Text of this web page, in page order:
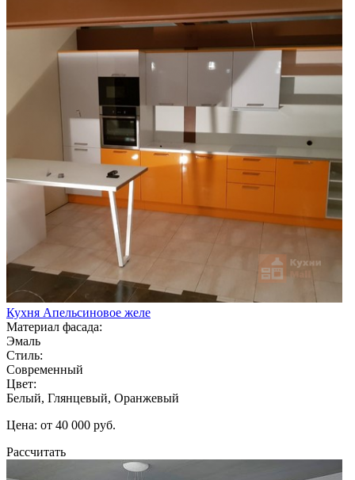
Кухня Апельсиновое желе
Материал фасада:
Эмаль
Стиль:
Современный
Цвет:
Белый, Глянцевый, Оранжевый
Цена: от 40 000 руб.
Рассчитать